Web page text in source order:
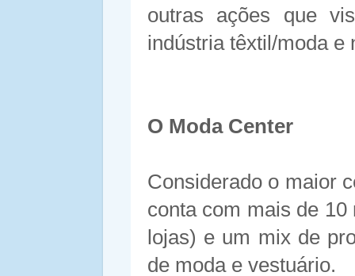
outras ações que
indústria têxtil/moda e
O Moda Center
Considerado o maior
conta com mais de
lojas) e um mix de
de moda e vestuário.